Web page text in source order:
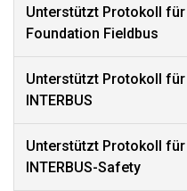
Unterstützt Protokoll für
Foundation Fieldbus
Unterstützt Protokoll für
INTERBUS
Unterstützt Protokoll für
INTERBUS-Safety